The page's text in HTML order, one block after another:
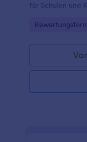
für Schulen und
Schuljahr
Go to Category: